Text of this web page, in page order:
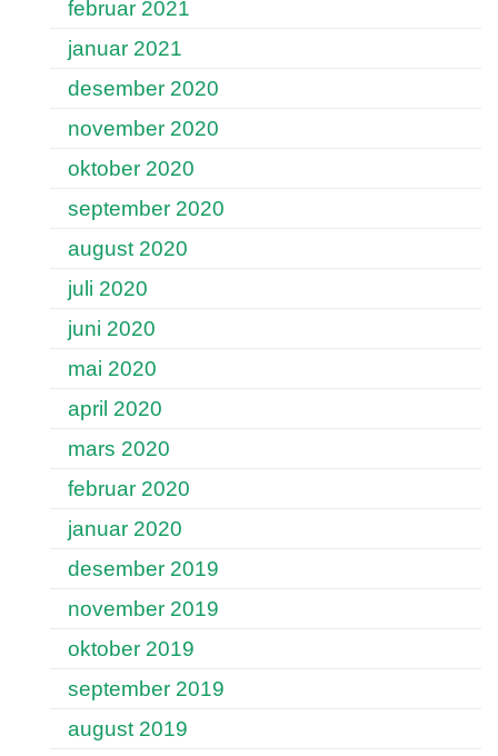
februar 2021
januar 2021
desember 2020
november 2020
oktober 2020
september 2020
august 2020
juli 2020
juni 2020
mai 2020
april 2020
mars 2020
februar 2020
januar 2020
desember 2019
november 2019
oktober 2019
september 2019
august 2019